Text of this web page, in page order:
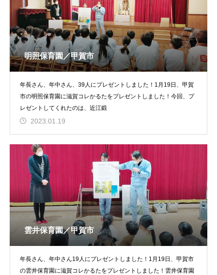
明照保育園／甲賀市
年長さん、年中さん、39人にプレゼントしました！1月19日、甲賀
市の明照保育園に滋賀コレかるたをプレゼントしました！今回、プ
レゼントしてくれたのは、近江鍛
2023.01.19
雲井保育園／甲賀市
年長さん、年中さん19人にプレゼントしました！1月19日、甲賀市
の雲井保育園に滋賀コレかるたをプレゼントしました！雲井保育園